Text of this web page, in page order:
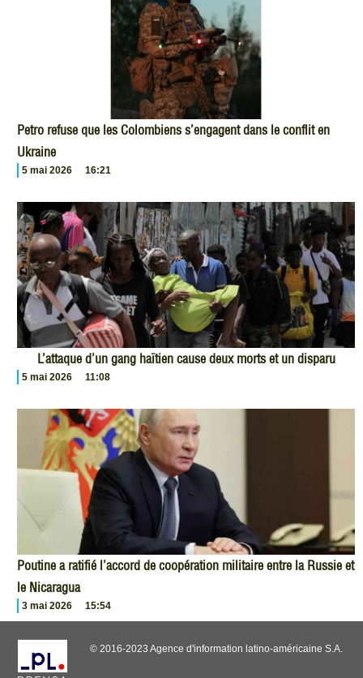
Petro refuse que les Colombiens s’engagent dans le conflit en
Ukraine
5 mai 2026 16:21
L’attaque d’un gang haïtien cause deux morts et un disparu
5 mai 2026 11:08
Poutine a ratifié l’accord de coopération militaire entre la Russie et
le Nicaragua
3 mai 2026 15:54
© 2016-2023 Agence d'information latino-américaine S.A.